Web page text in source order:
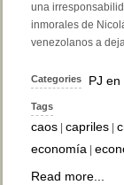
una
inmorales de
venezolanos a
Categories PJ en
Tags
caos capriles
economía
Read more...